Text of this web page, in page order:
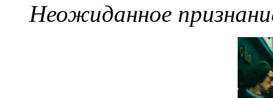
Неожиданное